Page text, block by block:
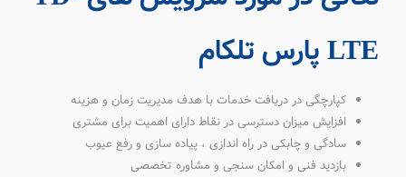
LTE پارس تلکام
کپارچگی در دریافت خدمات با هدف مدیریت زمان و هزینه
افزایش میزان دسترسی در نقاط دارای اهمیت برای مشتری
سادگی و چابکی در راه اندازی ، پیاده سازی و رفع عیوب
بازدید فنی و امکان سنجی و مشاوره تخصصی